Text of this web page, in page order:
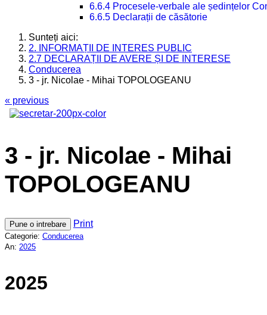
6.6.4 Procesele-verbale ale ședințelor
6.6.5 Declarații de căsătorie
Sunteți aici:
2. INFORMAȚII DE INTERES PUBLIC
2.7 DECLARAȚII DE AVERE ȘI DE INTERESE
Conducerea
3 - jr. Nicolae - Mihai TOPOLOGEANU
« previous
3 - jr. Nicolae - Mihai
TOPOLOGEANU
Pune o intrebare Print
Categorie: Conducerea
An: 2025
2025